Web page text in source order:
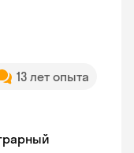
13 лет опыта